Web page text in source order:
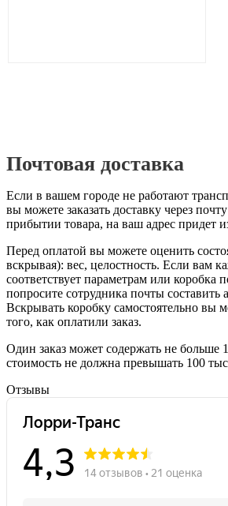
Почтовая доставка
Если в вашем городе не работают
вы можете заказать доставку через
прибытии товара, на ваш адрес придет
Перед оплатой вы можете оценить
вскрывая): вес, целостность. Если вам
соответствует параметрам или коробка
попросите сотрудника почты составить
Вскрывать коробку самостоятельно вы
того, как оплатили заказ.
Один заказ может содержать не больше
стоимость не должна превышать 100
Отзывы